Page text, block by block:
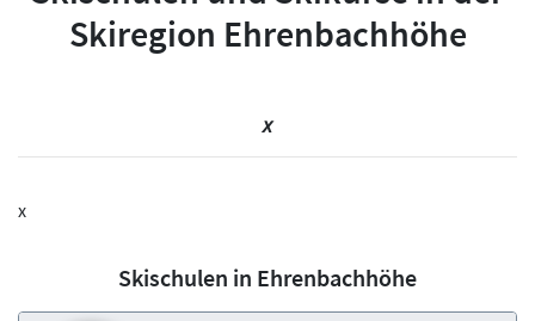
Skiregion Ehrenbachhöhe
x
x
Skischulen in Ehrenbachhöhe